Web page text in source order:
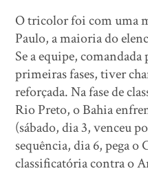
O tricolor foi com uma
Paulo, a maioria do
Se a equipe, comandada
primeiras fases, tiver
reforçada. Na fase de
Rio Preto, o Bahia
(sábado, dia 3, venceu
sequência, dia 6, pega o
classificatória contra o